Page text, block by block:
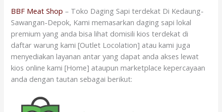
BBF Meat Shop – Toko Daging Sapi terdekat Di Kedaung-
Sawangan-Depok, Kami memasarkan daging sapi lokal
premium yang anda bisa lihat domisili kios terdekat di
daftar warung kami [Outlet Locolation] atau kami juga
menyediakan layanan antar yang dapat anda akses lewat
kios online kami [Home] ataupun marketplace kepercayaan
anda dengan tautan sebagai berikut: